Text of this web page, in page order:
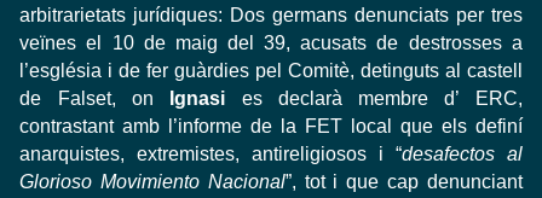
arbitrarietats jurídiques: Dos germans denunciats per tres
veïnes el 10 de maig del 39, acusats de destrosses a
l’església i de fer guàrdies pel Comitè, detinguts al castell
de Falset, on
Ignasi es declarà membre d’ ERC,
contrastant amb l’informe de la FET local que els definí
anarquistes, extremistes, antireligiosos i “desafectos al
Glorioso Movimiento Nacional”, tot i que cap denunciant